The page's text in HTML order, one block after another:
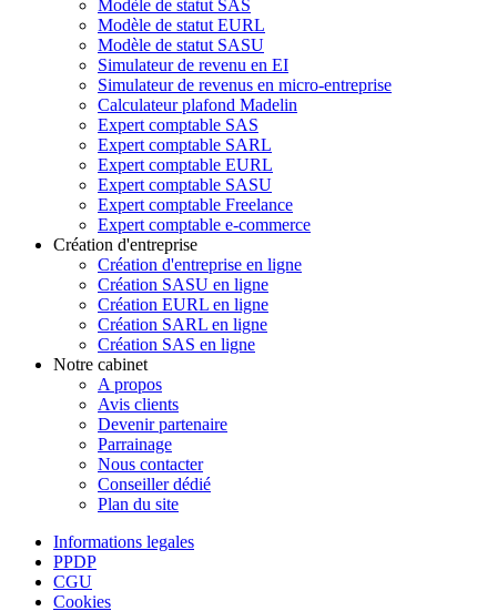
Modèle de statut SAS
Modèle de statut EURL
Modèle de statut SASU
Simulateur de revenu en EI
Simulateur de revenus en micro-entreprise
Calculateur plafond Madelin
Expert comptable SAS
Expert comptable SARL
Expert comptable EURL
Expert comptable SASU
Expert comptable Freelance
Expert comptable e-commerce
Création d'entreprise
Création d'entreprise en ligne
Création SASU en ligne
Création EURL en ligne
Création SARL en ligne
Création SAS en ligne
Notre cabinet
A propos
Avis clients
Devenir partenaire
Parrainage
Nous contacter
Conseiller dédié
Plan du site
Informations legales
PPDP
CGU
Cookies